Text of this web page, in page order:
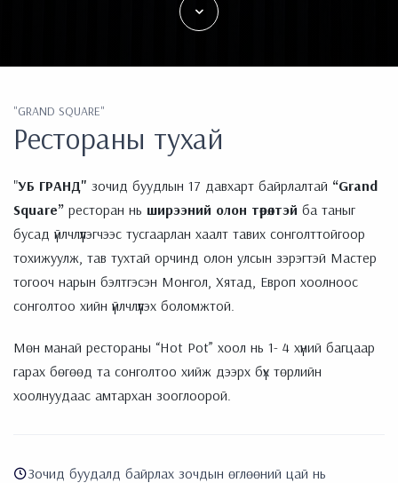
"GRAND SQUARE"
Рестораны тухай
"УБ ГРАНД" зочид буудлын 17 давхарт байрлалтай “Grand
Square” ресторан нь ширээний олон төрөлтэй ба таныг
бусад үйлчлүүлэгчээс тусгаарлан хаалт тавих сонголттойгоор
тохижуулж, тав тухтай орчинд олон улсын зэрэгтэй Мастер
тогооч нарын бэлтгэсэн Монгол, Хятад, Европ хоолноос
сонголтоо хийн үйлчлүүлэх боломжтой.
Мөн манай рестораны “Hot Pot” хоол нь 1- 4 хүний багцаар
гарах бөгөөд та сонголтоо хийж дээрх бүх төрлийн
хоолнуудаас амтархан зооглоорой.
Зочид буудалд байрлах зочдын өглөөний цай нь